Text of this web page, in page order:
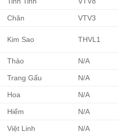
Chăn VTV3
Kim Sao THVL1
Thảo N/A
Trang Gấu N/A
Hoa N/A
Hiểm N/A
Việt Linh N/A